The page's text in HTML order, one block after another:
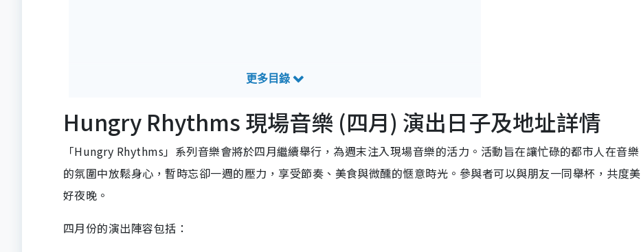
Hungry Rhythms 現場音樂 (四月) 演出日子及地址詳情
「Hungry Rhythms」系列音樂會將於四月繼續舉行，為週末注入現場音樂的活力。活動旨在讓忙碌的都市人在音樂
的氛圍中放鬆身心，暫時忘卻一週的壓力，享受節奏、美食與微醺的愜意時光。參與者可以與朋友一同舉杯，共度美
好夜晚。
四月份的演出陣容包括：